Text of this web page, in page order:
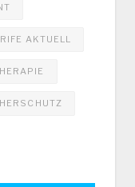
AKTUELL